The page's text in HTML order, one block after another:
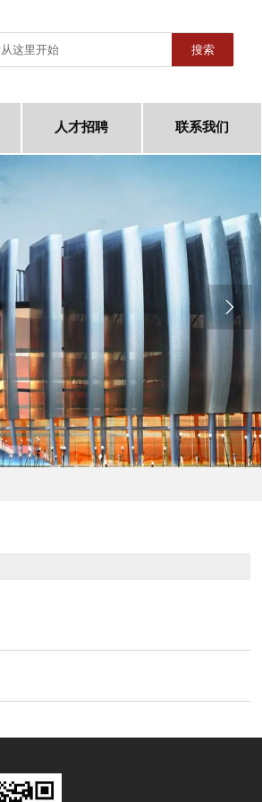
搜索
人才招聘 联系我们
